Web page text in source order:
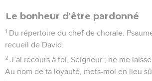
Tu m’as fait remonter du monde des
dans la tombe, mais tu m’as rendu la vie,
Célébrez le Seigneur par vos chants,
Louez-le en rappelant qu’il est Dieu.
Sa colère ne dure qu’un instant, mais
toute la vie. Les pleurs sont encore là le